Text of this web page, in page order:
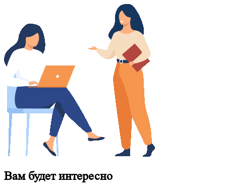
Вам будет интересно